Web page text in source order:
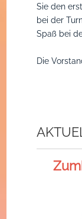
Sie den
bei der
Spaß bei
Die